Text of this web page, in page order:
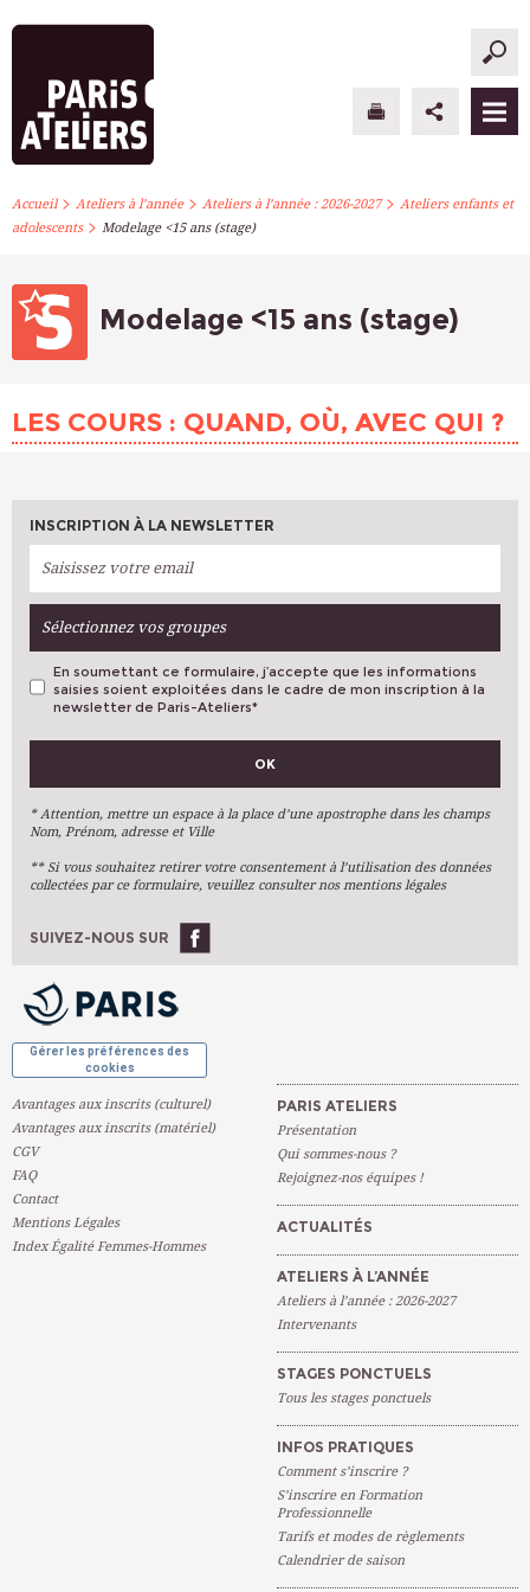
PARIS ATELIERS
ATELIERS À L’ANNÉE
INFOS PRATIQUES
Accueil> Ateliers à l’année> Ateliers à l’année : 2026-2027> Ateliers enfants et
adolescents> Modelage <15 ans (stage)
Modelage <15 ans (stage)
LES COURS : QUAND, OÙ, AVEC QUI ?
INSCRIPTION À LA NEWSLETTER
Sélectionnez vos groupes
VOS PRÉFÉRENCES
Arts Plastiques
Arts Du Texte
Arts Numériques
Ateliers À L'année
En soumettant ce formulaire, j’accepte que les informations
saisies soient exploitées dans le cadre de mon inscription à la
newsletter de Paris-Ateliers*
OK
* Attention, mettre un espace à la place d’une apostrophe dans les champs
Nom, Prénom, adresse et Ville
** Si vous souhaitez retirer votre consentement à l’utilisation des données
collectées par ce formulaire, veuillez consulter nos mentions légales
SUIVEZ-NOUS SUR
Gérer les préférences des
cookies
Avantages aux inscrits (culturel)
Avantages aux inscrits (matériel)
CGV
FAQ
Contact
Mentions Légales
Index Égalité Femmes-Hommes
PARIS ATELIERS
Présentation
Qui sommes-nous ?
Rejoignez-nos équipes !
ACTUALITÉS
ATELIERS À L’ANNÉE
Ateliers à l’année : 2026-2027
Intervenants
STAGES PONCTUELS
Tous les stages ponctuels
INFOS PRATIQUES
Comment s’inscrire ?
S’inscrire en Formation
Professionnelle
Tarifs et modes de règlements
Calendrier de saison